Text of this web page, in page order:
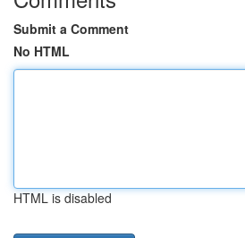
Submit a Comment
No HTML
HTML is disabled